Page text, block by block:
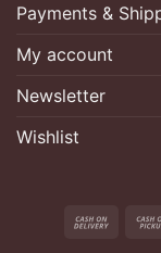
Payments &
My account
Newsletter
Wishlist
Cash